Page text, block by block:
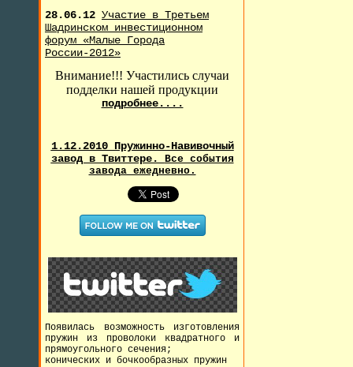
28.06.12 Участие в Третьем
Шадринском инвестиционном
форум «Малые Города
России-2012»
Внимание!!! Участились случаи
подделки нашей продукции
подробнее....
1.12.2010 Пружинно-Навивочный
завод в Твиттере. Все события
завода ежедневно.
Появилась возможность изготовления
пружин из проволоки квадратного и
прямоугольного сечения;
конических и бочкообразных пружин